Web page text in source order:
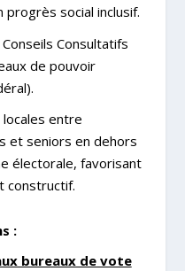
progrès social inclusif.
Consultatifs
de pouvoir
entre
et seniors en dehors
électorale, favorisant
constructif.
:
bureaux de vote